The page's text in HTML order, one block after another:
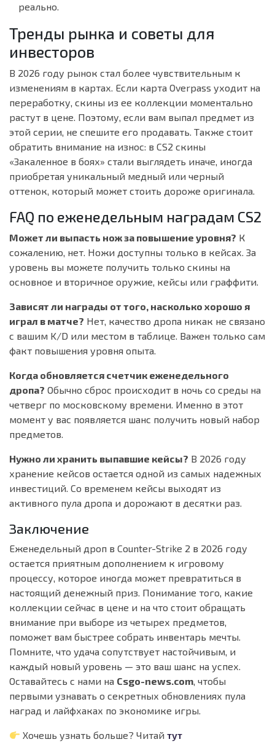
реально.
Тренды рынка и советы для
инвесторов
В 2026 году рынок стал более чувствительным к
изменениям в картах. Если карта Overpass уходит на
переработку, скины из ее коллекции моментально
растут в цене. Поэтому, если вам выпал предмет из
этой серии, не спешите его продавать. Также стоит
обратить внимание на износ: в CS2 скины
«Закаленное в боях» стали выглядеть иначе, иногда
приобретая уникальный медный или черный
оттенок, который может стоить дороже оригинала.
FAQ по еженедельным наградам CS2
Может ли выпасть нож за повышение уровня? К
сожалению, нет. Ножи доступны только в кейсах. За
уровень вы можете получить только скины на
основное и вторичное оружие, кейсы или граффити.
Зависят ли награды от того, насколько хорошо я
играл в матче? Нет, качество дропа никак не связано
с вашим K/D или местом в таблице. Важен только сам
факт повышения уровня опыта.
Когда обновляется счетчик еженедельного
дропа? Обычно сброс происходит в ночь со среды на
четверг по московскому времени. Именно в этот
момент у вас появляется шанс получить новый набор
предметов.
Нужно ли хранить выпавшие кейсы? В 2026 году
хранение кейсов остается одной из самых надежных
инвестиций. Со временем кейсы выходят из
активного пула дропа и дорожают в десятки раз.
Заключение
Еженедельный дроп в Counter-Strike 2 в 2026 году
остается приятным дополнением к игровому
процессу, которое иногда может превратиться в
настоящий денежный приз. Понимание того, какие
коллекции сейчас в цене и на что стоит обращать
внимание при выборе из четырех предметов,
поможет вам быстрее собрать инвентарь мечты.
Помните, что удача сопутствует настойчивым, и
каждый новый уровень — это ваш шанс на успех.
Оставайтесь с нами на Csgo-news.com, чтобы
первыми узнавать о секретных обновлениях пула
наград и лайфхаках по экономике игры.
Хочешь узнать больше? Читайтут